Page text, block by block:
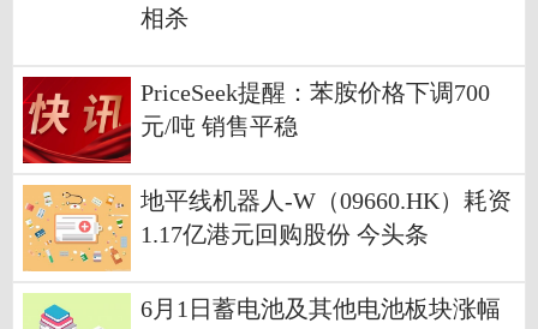
相杀
PriceSeek提醒：苯胺价格下调700
元/吨 销售平稳
地平线机器人-W（09660.HK）耗资
1.17亿港元回购股份 今头条
6月1日蓄电池及其他电池板块涨幅